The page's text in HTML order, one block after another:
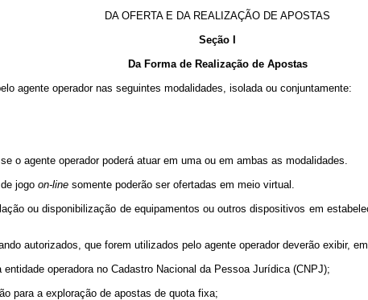
DA OFERTA E DA REALIZAÇÃO DE APOSTAS
Seção I
Da Forma de Realização de Apostas
agente operador nas seguintes modalidades, isolada ou conjuntamente:
o agente operador poderá atuar em uma ou em ambas as modalidades.
jogo on-line somente poderão ser ofertadas em meio virtual.
ou disponibilização de equipamentos ou outros dispositivos em
autorizados, que forem utilizados pelo agente operador deverão exibir,
operadora no Cadastro Nacional da Pessoa Jurídica (CNPJ);
para a exploração de apostas de quota fixa;